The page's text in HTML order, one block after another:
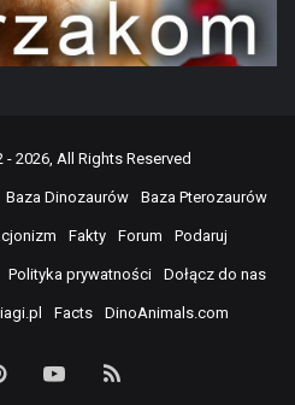
- 2026, All Rights Reserved
Baza Dinozaurów Baza Pterozaurów
Fakty Forum Podaruj
Polityka prywatności Dołącz do nas
Facts DinoAnimals.com
PinterestYouTube
RSS